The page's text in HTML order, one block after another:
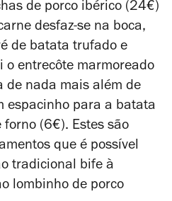
de porco ibérico (24€)
desfaz-se na boca,
de batata trufado e
o entrecôte marmoreado
de nada mais além de
espacinho para a batata
(6€). Estes são
que é possível
tradicional bife à
lombinho de porco